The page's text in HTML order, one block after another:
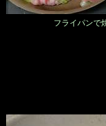
フライパンで焼き